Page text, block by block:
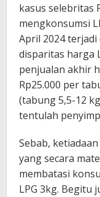
kasus selebritas
mengkonsumsi
April 2024
disparitas harga
penjualan akhir
Rp25.000 per
(tabung 5,5-12
tentulah
Sebab,
yang secara
membatasi
LPG 3kg. Begitu